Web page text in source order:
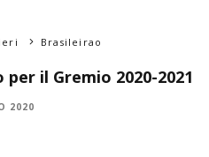
Brasileirao
per il Gremio 2020-2021
2020